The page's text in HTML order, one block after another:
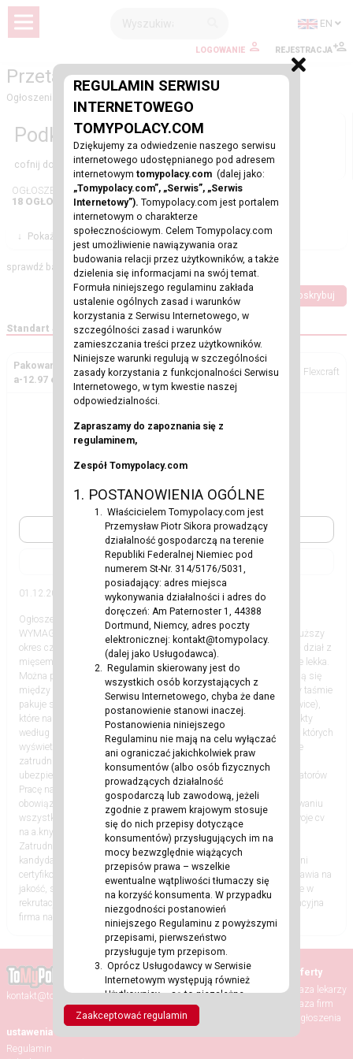
REGULAMIN SERWISU
INTERNETOWEGO
TOMYPOLACY.COM
Dziękujemy za odwiedzenie naszego serwisu
internetowego udostępnianego pod adresem
internetowym tomypolacy.com (dalej jako:
„Tomypolacy.com”, „Serwis”, „Serwis
Internetowy”). Tomypolacy.com jest portalem
internetowym o charakterze
społecznościowym. Celem Tomypolacy.com
jest umożliwienie nawiązywania oraz
budowania relacji przez użytkowników, a także
dzielenia się informacjami na swój temat.
Formuła niniejszego regulaminu zakłada
ustalenie ogólnych zasad i warunków
korzystania z Serwisu Internetowego, w
szczególności zasad i warunków
zamieszczania treści przez użytkowników.
Niniejsze warunki regulują w szczególności
zasady korzystania z funkcjonalności Serwisu
Internetowego, w tym kwestie naszej
odpowiedzialności.
Zapraszamy do zapoznania się z
regulaminem,
Zespół Tomypolacy.com
1. POSTANOWIENIA OGÓLNE
Właścicielem Tomypolacy.com jest
Przemysław Piotr Sikora prowadzący
działalność gospodarczą na terenie
Republiki Federalnej Niemiec pod
numerem St-Nr. 314/5176/5031,
posiadający: adres miejsca
wykonywania działalności i adres do
doręczeń: Am Paternoster 1, 44388
Dortmund, Niemcy, adres poczty
elektronicznej: kontakt@tomypolacy.
(dalej jako Usługodawca).
Regulamin skierowany jest do
wszystkich osób korzystających z
Serwisu Internetowego, chyba że dane
postanowienie stanowi inaczej.
Postanowienia niniejszego
Regulaminu nie mają na celu wyłączać
ani ograniczać jakichkolwiek praw
konsumentów (albo osób fizycznych
prowadzących działalność
gospodarczą lub zawodową, jeżeli
zgodnie z prawem krajowym stosuje
się do nich przepisy dotyczące
konsumentów) przysługujących im na
mocy bezwzględnie wiążących
przepisów prawa – wszelkie
ewentualne wątpliwości tłumaczy się
na korzyść konsumenta. W przypadku
niezgodności postanowień
niniejszego Regulaminu z powyższymi
przepisami, pierwszeństwo
przysługuje tym przepisom.
Oprócz Usługodawcy w Serwisie
Internetowym występują również
Użytkownicy – są to niezależne
podmioty trzecie w stosunku do
Usługodawcy, które mogą wchodzić ze
sobą w interakcje oraz komunikować
Zaakceptować regulamin
LOGOWANIE REJESTRACJA
EN
Przetargi
Ogłoszenia
Podkategorie
cofnij do Nieruchomości
OGŁOSZENIA:
18 OGŁOSZEŃ
↓ Pokaż Filtry
sprawdź bazę ogłoszeń
Dodaj ogłoszenie Subskrybuj
Standart & Wyróżniony
Pakowanie wędlin i kiełbasek-również dlapar-bez język
a-12.97 euro brutto
Flexcraft
01.12.2023 Inne
Ogłoszenia
12.97 EUR
WYMAGANIA: Motywacja do pracy Chęć podjęcia współpracy na dłuższy
okres czasu Prawo jazdy będzie atutem ZAKRES OBOWIĄZKÓW: - dział z
mięsem (Slagerij). Nie są to zakłady mięsne. Jest to praca fizycznie lekka.
Można pracować przy taśmie lub na ekspedycji. Temperatury wahają się
między pięcioma, a siedmioma stopniami Celsjusza. Pracując przy taśmie
pakuje się do opakowań kawałki mięsa (schabowe, karkówki, polędwice),
które następnie trafiają do sklepów. Na ekspedycji sortuje się produkty
według zamówienia danego klienta. Kładzie się je pod ekranami, na których
wyświetlają się dane dotyczące zamówienia. OFERUJEMY: Stabilne
zatrudnienie na warunkach holenderskich Zakwaterowanie oraz
ubezpieczenie Dojazdy do pracy Opiekę polskojęzycznych koordynatorów
Pracę na dłuższy okres czasu Za nadgodziny i pracę w weekend
obowiązują dodatki do podstawowych stawek. pomoc w zorganizowaniu
wszystkich formalności Jesli zainteresowala CIe ta oferta wyslij swoje cv
na a.knysak@flexcraft.eu lub zadzwon 48 573104386 Agencja
Zatrudnienia Flexcraft od kilkunastu lat skutecznie kieruje polskich
kandydatów do sprawdzonych, holenderskich firm. Jesteśmy w pełni
certyfikowaną agencją pracy, która w swoich działaniach zawsze stawia na
jakość, szacunek i uczciwość. Nasz profesjonalizm i doświadczenie w
rekrutacji sprawia, że jesteśmy postrzegani jako rzetelna i konkurencyjna
firma na rynku pracy. KRAZ 273
Zobacz
kontakt@tomypolacy.com
Strona główna
Aktualności
Wydarzenia
Randki
Oferty
Baza lekarzy
Baza firm
Ogłoszenia
ustawenia
Regulamin